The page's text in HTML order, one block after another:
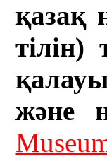
қазақ
тілін)
және